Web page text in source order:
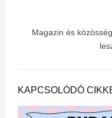
Magazin és
KAPCSOLÓDÓ